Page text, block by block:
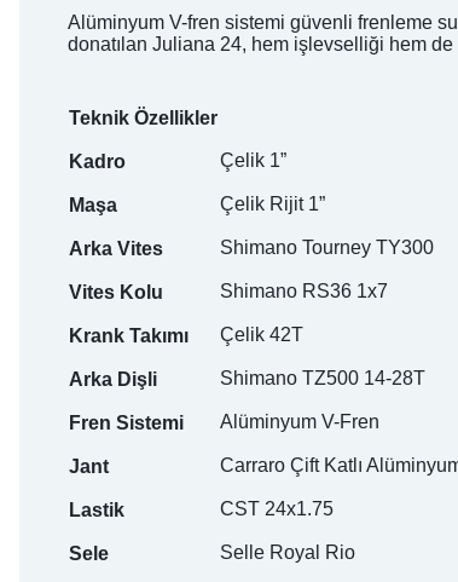
Alüminyum V-fren sistemi güvenli frenleme
donatılan Juliana 24, hem işlevselliği hem de
Teknik Özellikler
Kadro Çelik 1”
Maşa Çelik Rijit 1”
Arka Vites Shimano Tourney TY300
Vites Kolu Shimano RS36 1x7
Krank Takımı Çelik 42T
Arka Dişli Shimano TZ500 14-28T
Fren Sistemi Alüminyum V-Fren
Jant Carraro Çift Katlı
Lastik CST 24x1.75
Sele Selle Royal Rio